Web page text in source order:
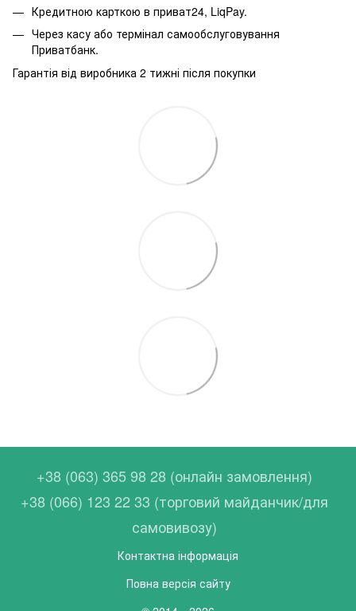
Кредитною карткою в приват24, LiqPay.
Через касу або термінал самообслуговування
Приватбанк.
Гарантія від виробника 2 тижні після покупки
+38 (063) 365 98 28 (онлайн замовлення)
+38 (066) 123 22 33 (торговий майданчик/для
самовивозу)
Контактна інформація
Повна версія сайту